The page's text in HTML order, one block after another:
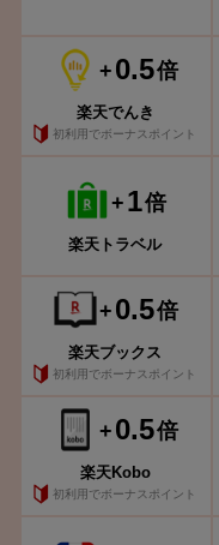
+ 0.5倍
楽天でんき
初利用でボーナスポイント
+ 1倍
楽天トラベル
+ 0.5倍
楽天ブックス
初利用でボーナスポイント
+ 0.5倍
楽天Kobo
初利用でボーナスポイント